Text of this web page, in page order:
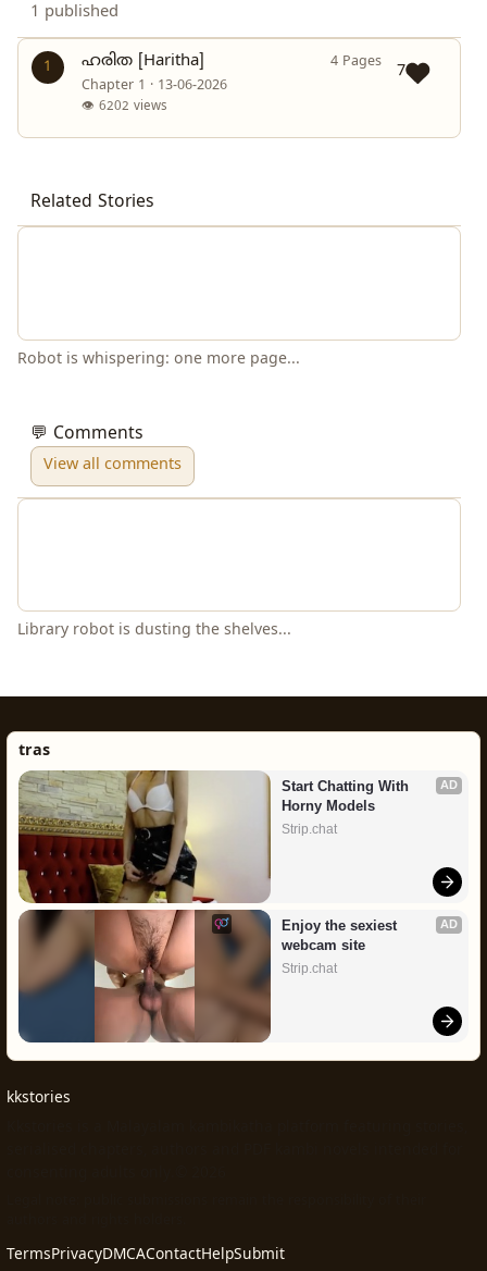
1 published
1 ഹരിത [Haritha]
4 Pages
Chapter 1 · 13-06-2026
👁 6202 views
7
Related Stories
Robot is whispering: one more page...
💬 Comments
View all comments
Library robot is dusting the shelves...
tras
AD
Start Chatting With
Horny Models
Strip.chat
AD
Enjoy the sexiest
webcam site
Strip.chat
kkstories
TermsPrivacyDMCAContactHelpSubmit